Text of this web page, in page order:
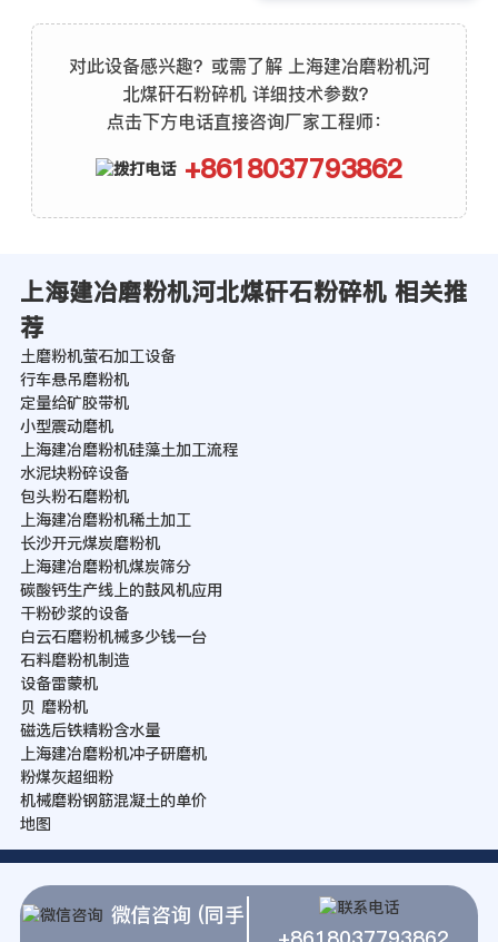
对此设备感兴趣？或需了解 上海建冶磨粉机河
北煤矸石粉碎机 详细技术参数？
点击下方电话直接咨询厂家工程师：
+8618037793862
上海建冶磨粉机河北煤矸石粉碎机 相关推
荐
土磨粉机萤石加工设备
行车悬吊磨粉机
定量给矿胶带机
小型震动磨机
上海建冶磨粉机硅藻土加工流程
水泥块粉碎设备
包头粉石磨粉机
上海建冶磨粉机稀土加工
长沙开元煤炭磨粉机
上海建冶磨粉机煤炭筛分
碳酸钙生产线上的鼓风机应用
干粉砂浆的设备
白云石磨粉机械多少钱一台
石料磨粉机制造
设备雷蒙机
贝 磨粉机
磁选后铁精粉含水量
上海建冶磨粉机冲子研磨机
粉煤灰超细粉
机械磨粉钢筋混凝土的单价
地图
微信咨询 (同手